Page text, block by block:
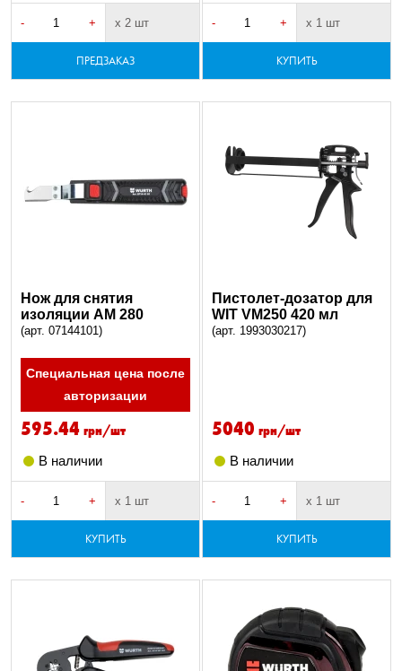
- + х 2 шт
ПРЕДЗАКАЗ
- + х 1 шт
КУПИТЬ
Нож для снятия
изоляции AM 280
(арт. 07144101)
Специальная цена после
авторизации
595.44 грн/шт
В наличии
- + х 1 шт
КУПИТЬ
Пистолет-дозатор для
WIT VM250 420 мл
(арт. 1993030217)
5040 грн/шт
В наличии
- + х 1 шт
КУПИТЬ